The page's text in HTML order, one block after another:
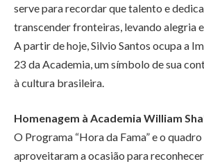
serve para recordar que talento e
transcender fronteiras, levando alegria
A partir de hoje, Silvio Santos ocupa a
23 da Academia, um símbolo de sua
à cultura brasileira.
Homenagem à Academia William
O Programa “Hora da Fama” e o
aproveitaram a ocasião para